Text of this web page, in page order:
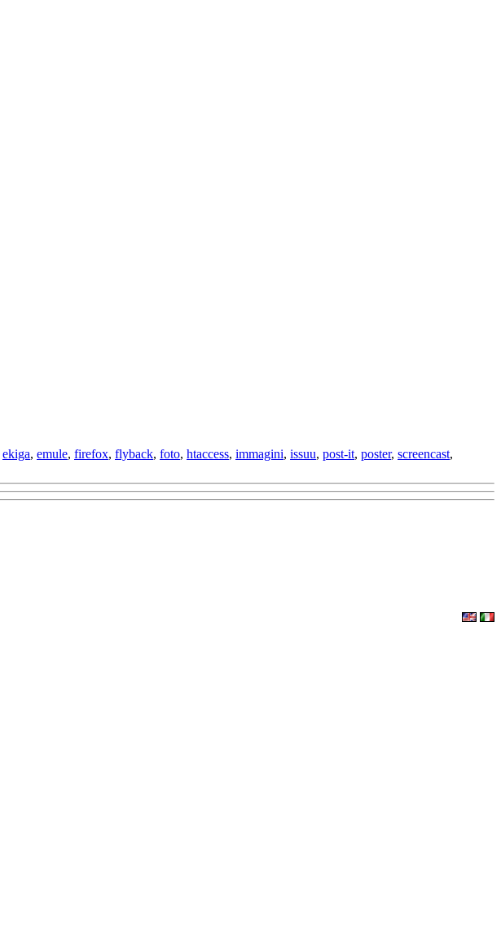
ekiga, emule, firefox, flyback, foto, htaccess, immagini, issuu, post-it, poster, screencast,